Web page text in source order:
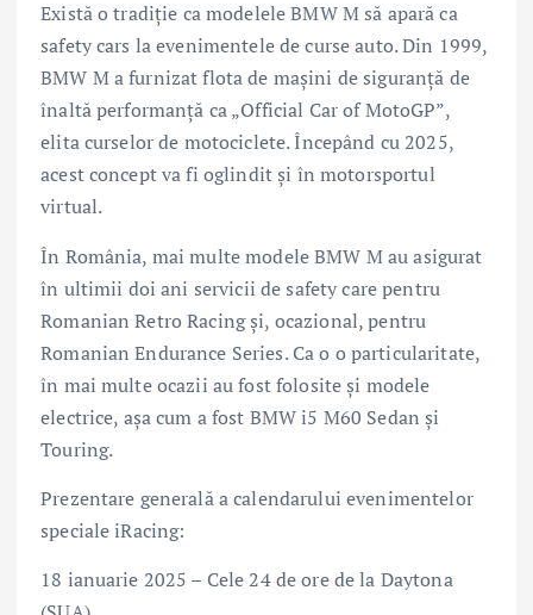
Există o tradiţie ca modelele BMW M să apară ca
safety cars la evenimentele de curse auto. Din 1999,
BMW M a furnizat flota de maşini de siguranţă de
înaltă performanţă ca „Official Car of MotoGP”,
elita curselor de motociclete. Începând cu 2025,
acest concept va fi oglindit şi în motorsportul
virtual.
În România, mai multe modele BMW M au asigurat
în ultimii doi ani servicii de safety care pentru
Romanian Retro Racing şi, ocazional, pentru
Romanian Endurance Series. Ca o o particularitate,
în mai multe ocazii au fost folosite şi modele
electrice, aşa cum a fost BMW i5 M60 Sedan şi
Touring.
Prezentare generală a calendarului evenimentelor
speciale iRacing:
18 ianuarie 2025 – Cele 24 de ore de la Daytona